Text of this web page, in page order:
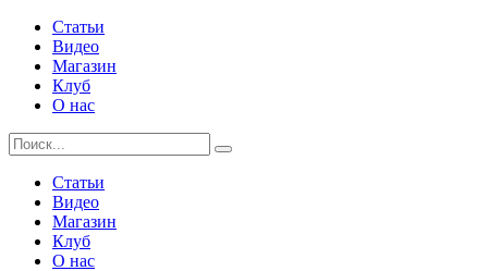
Статьи
Видео
Магазин
Клуб
О нас
Статьи
Видео
Магазин
Клуб
О нас